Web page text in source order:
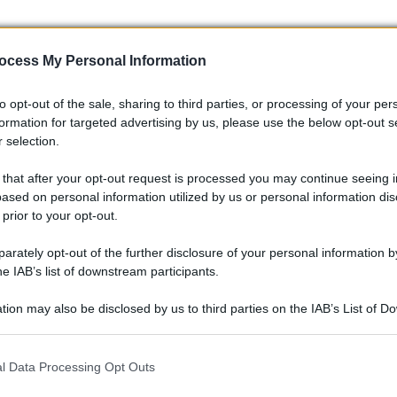
My Personal Information
opt-out of the sale, sharing to third parties, or processing of your
for targeted advertising by us, please use the below opt-out
selection.
that after your opt-out request is processed you may continue seeing
on personal information utilized by us or personal information
to your opt-out.
opt-out of the further disclosure of your personal information
IAB’s list of downstream participants.
may also be disclosed by us to third parties on the IAB’s List of
including but not limited to your visit or usage behaviour. You may click
Data Processing Opt Outs
devono essere restituiti insieme all’acquisto principale.
d’acquisto senza intoppi
che potrebbero salvarti la pelle: prima di acquistare, verifica
il che può portare a ritardi e problemi.